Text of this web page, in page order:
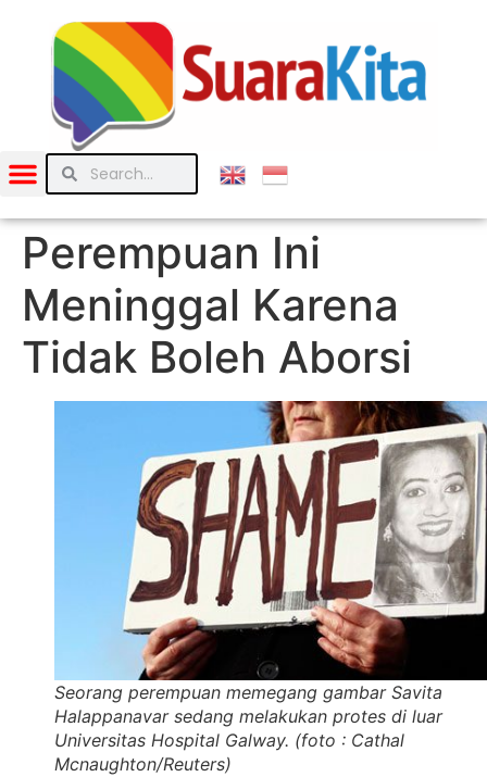
Perempuan Ini
Meninggal Karena
Tidak Boleh Aborsi
Seorang perempuan memegang gambar Savita
Halappanavar sedang melakukan protes di luar
Universitas Hospital Galway. (foto : Cathal
Mcnaughton/Reuters)